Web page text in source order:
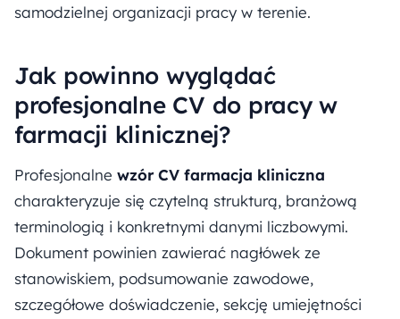
samodzielnej organizacji pracy w terenie.
Jak powinno wyglądać
profesjonalne CV do pracy w
farmacji klinicznej?
Profesjonalne wzór CV farmacja kliniczna
charakteryzuje się czytelną strukturą, branżową
terminologią i konkretnymi danymi liczbowymi.
Dokument powinien zawierać nagłówek ze
stanowiskiem, podsumowanie zawodowe,
szczegółowe doświadczenie, sekcję umiejętności